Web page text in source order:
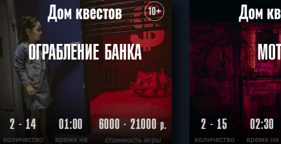
ХОЧУ ПРОЙТИ | КВЕСТ ПРОЙДЕН ХОЧУ ПРОЙТИ |
10+
ОГРАБЛЕНИЕ БАНКА
2 - 14
количество
01:00
время на
6000 - 21000р.
стоимость игры
2 - 15
количество
02:30
время на